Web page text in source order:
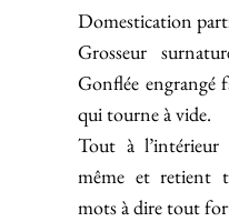
Domestication
Grosseur
Gonflée engrangé
qui tourne à vide.
Tout à
même et retient
mots à dire tout